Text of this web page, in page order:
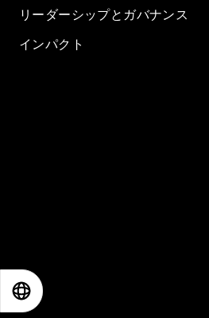
リーダーシップとガバナンス
インパクト